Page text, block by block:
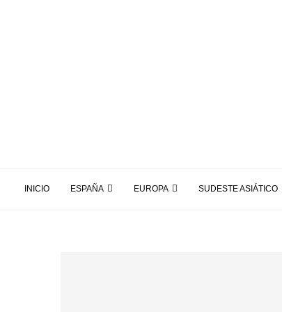
INICIO ESPAÑA EUROPA SUDESTE ASIÁTICO